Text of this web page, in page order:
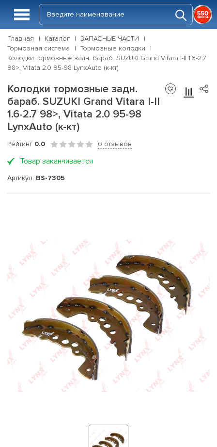
Главная Каталог
ЗАПАСНЫЕ ЧАСТИ
Тормозная система
Тормозные колодки
Колодки тормозные задн. бараб. SUZUKI Grand Vitara I-II 1.6-2.7
98>, Vitata 2.0 95-98 LynxAuto (к-кт)
Колодки тормозные задн.
бараб. SUZUKI Grand Vitara I-II
1.6-2.7 98>, Vitata 2.0 95-98
LynxAuto (к-кт)
Рейтинг 0.0 0 отзывов
Товар заканчивается
Артикул: BS-7305